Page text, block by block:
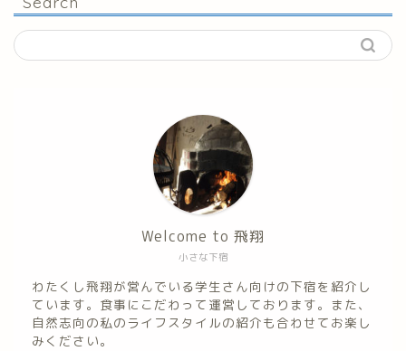
小さな下宿
Welcome to 飛翔
わたくし飛翔が営んでいる学生さん向けの下宿を紹介し
ています。食事にこだわって運営しております。また、
自然志向の私のライフスタイルの紹介も合わせてお楽し
みください。